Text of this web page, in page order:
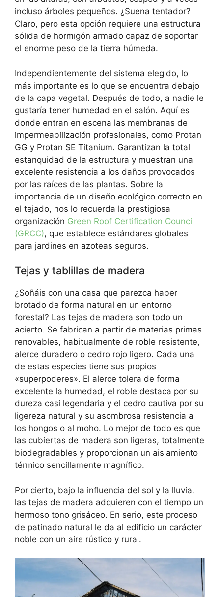
incluso árboles pequeños. ¿Suena tentador?
Claro, pero esta opción requiere una estructura
sólida de hormigón armado capaz de soportar
el enorme peso de la tierra húmeda.
Independientemente del sistema elegido, lo
más importante es lo que se encuentra debajo
de la capa vegetal. Después de todo, a nadie le
gustaría tener humedad en el salón. Aquí es
donde entran en escena las membranas de
impermeabilización profesionales, como Protan
GG y Protan SE Titanium. Garantizan la total
estanquidad de la estructura y muestran una
excelente resistencia a los daños provocados
por las raíces de las plantas. Sobre la
importancia de un diseño ecológico correcto en
el tejado, nos lo recuerda la prestigiosa
organización Green Roof Certification Council
(GRCC), que establece estándares globales
para jardines en azoteas seguros.
Tejas y tablillas de madera
¿Soñáis con una casa que parezca haber
brotado de forma natural en un entorno
forestal? Las tejas de madera son todo un
acierto. Se fabrican a partir de materias primas
renovables, habitualmente de roble resistente,
alerce duradero o cedro rojo ligero. Cada una
de estas especies tiene sus propios
«superpoderes». El alerce tolera de forma
excelente la humedad, el roble destaca por su
dureza casi legendaria y el cedro cautiva por su
ligereza natural y su asombrosa resistencia a
los hongos o al moho. Lo mejor de todo es que
las cubiertas de madera son ligeras, totalmente
biodegradables y proporcionan un aislamiento
térmico sencillamente magnífico.
Por cierto, bajo la influencia del sol y la lluvia,
las tejas de madera adquieren con el tiempo un
hermoso tono grisáceo. En serio, este proceso
de patinado natural le da al edificio un carácter
noble con un aire rústico y rural.